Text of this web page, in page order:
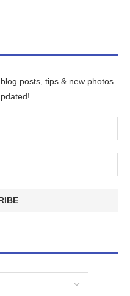
posts, tips & new photos.